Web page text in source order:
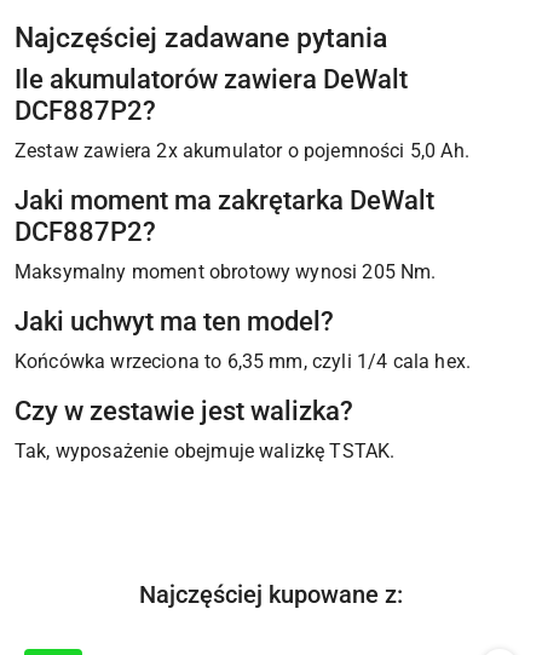
Najczęściej zadawane pytania
Ile akumulatorów zawiera DeWalt
DCF887P2?
Zestaw zawiera 2x akumulator o pojemności 5,0 Ah.
Jaki moment ma zakrętarka DeWalt
DCF887P2?
Maksymalny moment obrotowy wynosi 205 Nm.
Jaki uchwyt ma ten model?
Końcówka wrzeciona to 6,35 mm, czyli 1/4 cala hex.
Czy w zestawie jest walizka?
Tak, wyposażenie obejmuje walizkę TSTAK.
Pomiń karuzelę produktów
Produkty
Najczęściej kupowane z: